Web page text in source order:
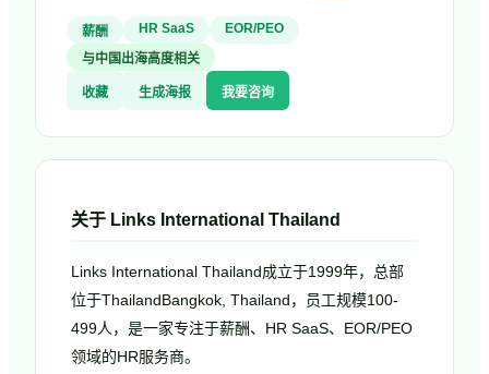
薪酬 HR SaaS
EOR/PEO
与中国出海高度相关
收藏 生成海报 我要咨询
关于 Links International Thailand
Links International Thailand成立于1999年，总部
位于ThailandBangkok, Thailand，员工规模100-
499人，是一家专注于薪酬、HR SaaS、EOR/PEO
领域的HR服务商。